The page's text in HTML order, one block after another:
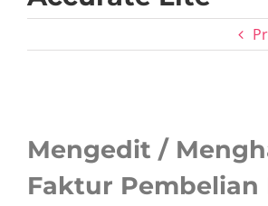
Larger
Image
Mengedit /
Faktur Pembelian